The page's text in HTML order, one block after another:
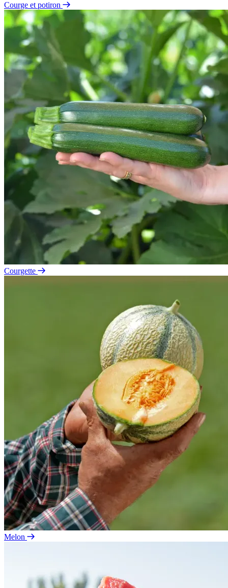
Courge et potiron
Courgette
Melon